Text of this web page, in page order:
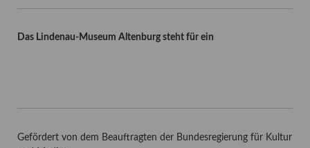
Das Lindenau-Museum Altenburg steht für ein
Gefördert von dem Beauftragten der Bundesregierung für Kultur